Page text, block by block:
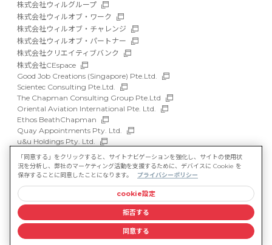
株式会社ウィルグループ
株式会社ウィルオブ・ワーク
株式会社ウィルオブ・チャレンジ
株式会社ウィルオブ・パートナー
株式会社クリエイティブバンク
株式会社CEspace
Good Job Creations (Singapore) Pte.Ltd.
Scientec Consulting Pte.Ltd.
The Chapman Consulting Group Pte.Ltd
Oriental Aviation International Pte. Ltd.
Ethos BeathChapman
Quay Appointments Pty. Ltd.
u&u Holdings Pty. Ltd.
DFP Recruitment Holdings Pty. Ltd.
Asia Recruit Holdings Sdn.Bhd.
WILLOF Vietnam Company Limited
サイトマップ
マルチステークホルダー方針
情報セキュリティ基本方針
プライバシーポリシー
©WILLOF CONSTRUCTION, Inc.
「同意する」をクリックすると、サイトナビゲーションを強化し、サイトの使用状
況を分析し、弊社のマーケティング活動を支援するために、デバイスに Cookie を
保存することに同意したことになります。
プライバシーポリシー
cookie設定
拒否する
同意する